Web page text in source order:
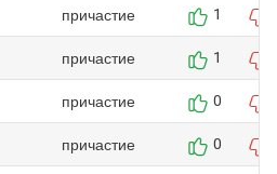
причастие 1
причастие 1
причастие 0
причастие 0